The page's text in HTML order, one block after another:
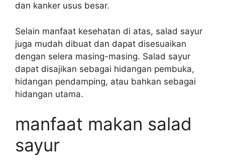
dan kanker usus besar.
Selain manfaat kesehatan di atas, salad sayur
juga mudah dibuat dan dapat disesuaikan
dengan selera masing-masing. Salad sayur
dapat disajikan sebagai hidangan pembuka,
hidangan pendamping, atau bahkan sebagai
hidangan utama.
manfaat makan salad
sayur